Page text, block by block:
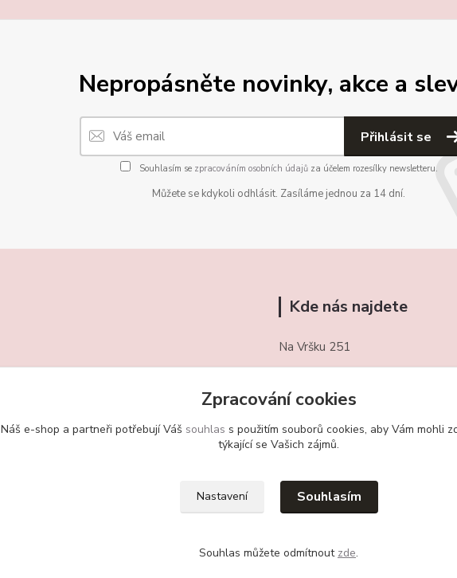
Nepropásněte novinky, akce a
Přihlásit se
Souhlasím se zpracováním osobních údajůza účelem rozesílky newsletteru.
Můžete se kdykoli odhlásit. Zasíláme jednou za 14 dní.
Kde nás najdete
Na Vršku 251
obchudekuradky@gmail.com
Zpracování cookies
Náš e-shop a partneři potřebují Váš souhlas s použitím souborů cookies, aby Vám mohli
týkající se Vašich zájmů.
Nastavení Souhlasím
Souhlas můžete odmítnout zde.